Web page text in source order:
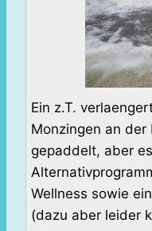
Ein z.T.
Monzingen an der
gepaddelt, aber
Wellness sowie
(dazu aber leider